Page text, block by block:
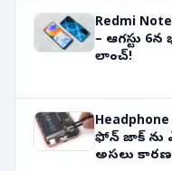
Redmi
– ఆగస్టు
లాంచ్!
ఫోన్ జాక్ ను
అసలు